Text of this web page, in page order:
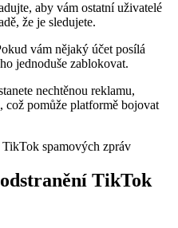
aby vám ostatní uživatelé
že je sledujete.
vám nějaký účet posílá
jednoduše zablokovat.
nechtěnou reklamu,
což pomůže platformě bojovat
TikTok